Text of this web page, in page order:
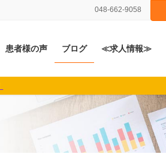
048-662-9058
患者様の声 ブログ ≪求人情報≫